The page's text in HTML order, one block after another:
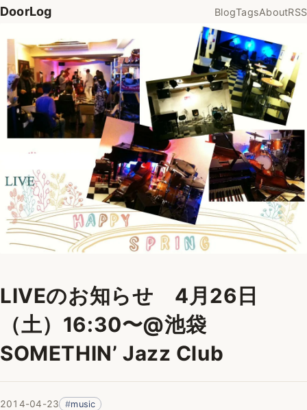
DoorLog BlogTagsAboutRSS
LIVEのお知らせ 4月26日
（土）16:30〜@池袋
SOMETHIN’ Jazz Club
2014-04-23 music